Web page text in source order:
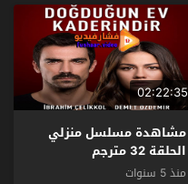
02:22:35
مشاهدة مسلسل منزلي
الحلقة 32 مترجم
منذ 5 سنوات